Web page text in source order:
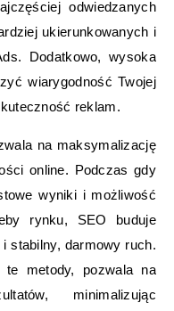
odwiedzanych
ukierunkowanych i
Dodatkowo, wysoka
wiarygodność Twojej
reklam.
na maksymalizację
online. Podczas gdy
wyniki i możliwość
rynku, SEO buduje
stabilny, darmowy ruch.
te metody, pozwala na
minimalizując